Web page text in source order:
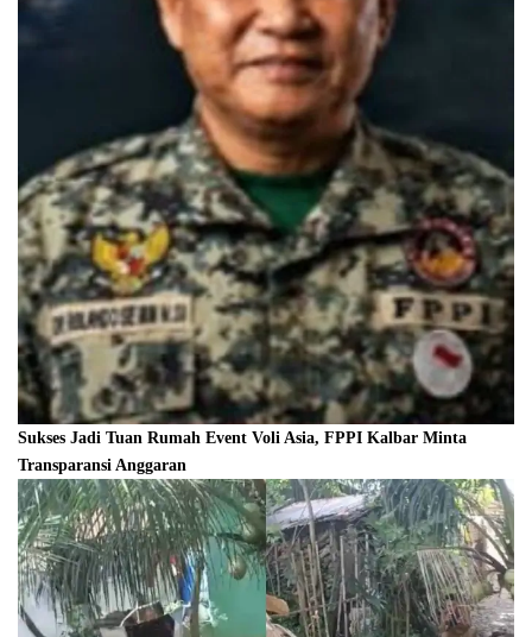
Sukses Jadi Tuan Rumah Event Voli Asia, FPPI Kalbar Minta
Transparansi Anggaran